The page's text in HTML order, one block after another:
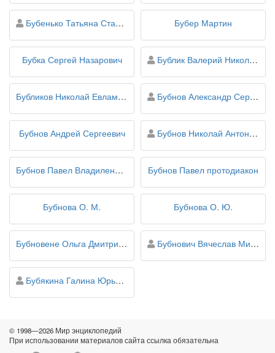
персона
Бубенько Татьяна Станиславовна Бубер Мартин
Бубка Сергей Назарович персона
Бублик Валерий Николаевич
Бубликов Николай Евлампиевич персона
Бубнов Александр Сергеевич
Бубнов Андрей Сергеевич персона
Бубнов Николай Антонович
Бубнов Павел Владиленович Бубнов Павел протодиакон
Бубнова О. М. Бубнова О. Ю.
Бубновене Ольга Дмитриевна персона
Бубнович Вячеслав Михайлович
персона
Бубякина Галина Юрьевна
© 1998—2026 Мир энциклопедий
При использовании материалов сайта ссылка обязательна